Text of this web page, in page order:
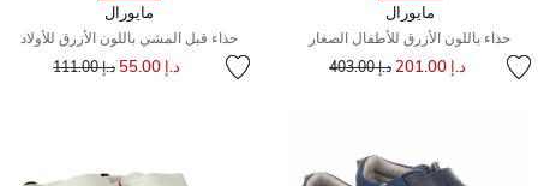
مايورال
حذاء باللون الأزرق للأطفال الصغار
د.إ 201.00 سعر مخفض مند.إ 403.00
مايورال
حذاء قبل المشي باللون الأزرق للأولاد
د.إ 55.00 سعر مخفض من
د.إ 111.00 إلى